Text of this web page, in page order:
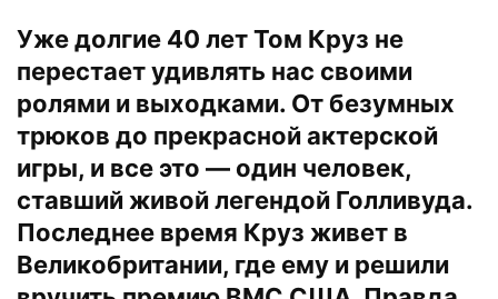
Уже долгие 40 лет Том Круз не
перестает удивлять нас своими
ролями и выходками. От безумных
трюков до прекрасной актерской
игры, и все это — один человек,
ставший живой легендой Голливуда.
Последнее время Круз живет в
Великобритании, где ему и решили